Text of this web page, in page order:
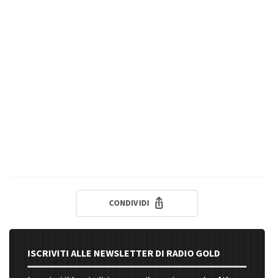
CONDIVIDI
ISCRIVITI ALLE NEWSLETTER DI RADIO GOLD